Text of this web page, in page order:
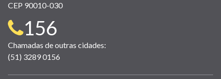
CEP 90010-030
Telefone
para
contato:
156
Chamadas de outras cidades:
(51) 3289 0156